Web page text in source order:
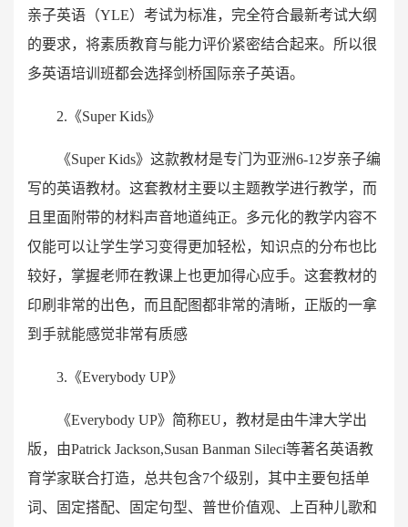
亲子英语（YLE）考试为标准，完全符合最新考试大纲
的要求，将素质教育与能力评价紧密结合起来。所以很
多英语培训班都会选择剑桥国际亲子英语。
2.《Super Kids》
《Super Kids》这款教材是专门为亚洲6-12岁亲子编
写的英语教材。这套教材主要以主题教学进行教学，而
且里面附带的材料声音地道纯正。多元化的教学内容不
仅能可以让学生学习变得更加轻松，知识点的分布也比
较好，掌握老师在教课上也更加得心应手。这套教材的
印刷非常的出色，而且配图都非常的清晰，正版的一拿
到手就能感觉非常有质感
3.《Everybody UP》
《Everybody UP》简称EU，教材是由牛津大学出
版，由Patrick Jackson,Susan Banman Sileci等著名英语教
育学家联合打造，总共包含7个级别，其中主要包括单
词、固定搭配、固定句型、普世价值观、上百种儿歌和